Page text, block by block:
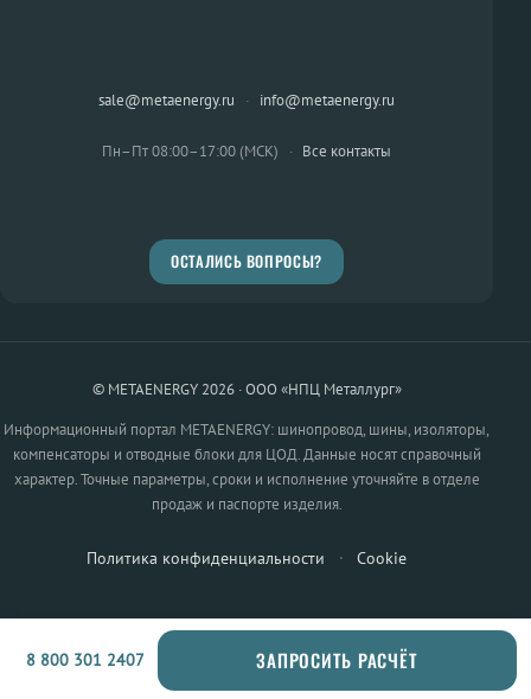
sale@metaenergy.ru · info@metaenergy.ru
Пн–Пт 08:00–17:00 (МСК) · Все контакты
ОСТАЛИСЬ ВОПРОСЫ?
© METAENERGY 2026 · ООО «НПЦ Металлург»
Информационный портал METAENERGY: шинопровод, шины, изоляторы,
компенсаторы и отводные блоки для ЦОД. Данные носят справочный
характер. Точные параметры, сроки и исполнение уточняйте в отделе
продаж и паспорте изделия.
Политика конфиденциальности · Cookie
8 800 301 2407 ЗАПРОСИТЬ РАСЧЁТ